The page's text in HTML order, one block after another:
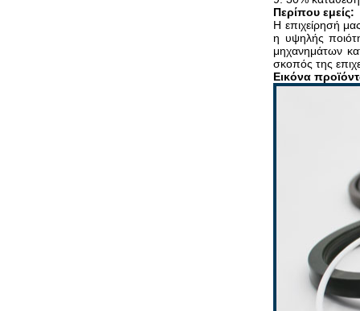
Περίπου εμείς:
Η επιχείρησή
η υψηλής
μηχανημάτων
σκοπός της
Εικόνα